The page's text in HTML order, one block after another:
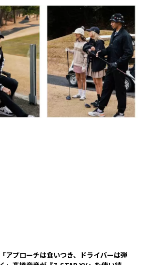
「アプローチは食いつき、ドライバーは弾